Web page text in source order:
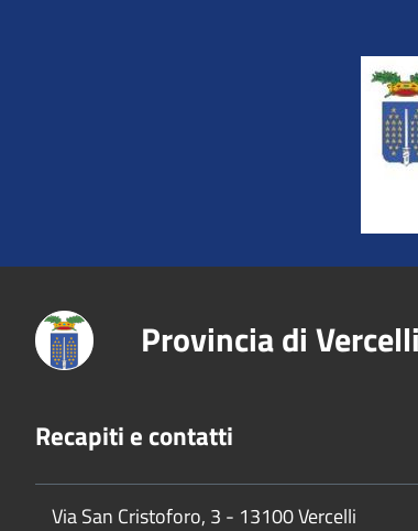
Title
Provincia di Vercelli
Recapiti e contatti
Via San Cristoforo, 3 - 13100 Vercelli